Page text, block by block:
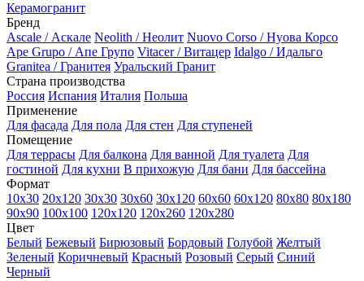
Керамогранит
Бренд
Ascale / Аскале Neolith / Неолит Nuovo Corso / Нуова Корсо
Ape Grupo / Апе Групо Vitacer / Витацер Idalgo / Идальго
Granitea / Гранитея Уральский Гранит
Страна производства
Россия Испания Италия Польша
Применение
Для фасада Для пола Для стен Для ступеней
Помещение
Для террасы Для балкона Для ванной Для туалета Для
гостиной Для кухни В прихожую Для бани Для бассейна
Формат
10х30 20х120 30х30 30х60 30х120 60x60 60x120 80х80 80х180
90х90 100х100 120х120 120х260 120х280
Цвет
Белый Бежевый Бирюзовый Бордовый Голубой Желтый
Зеленый Коричневый Красный Розовый Серый Синий
Черный